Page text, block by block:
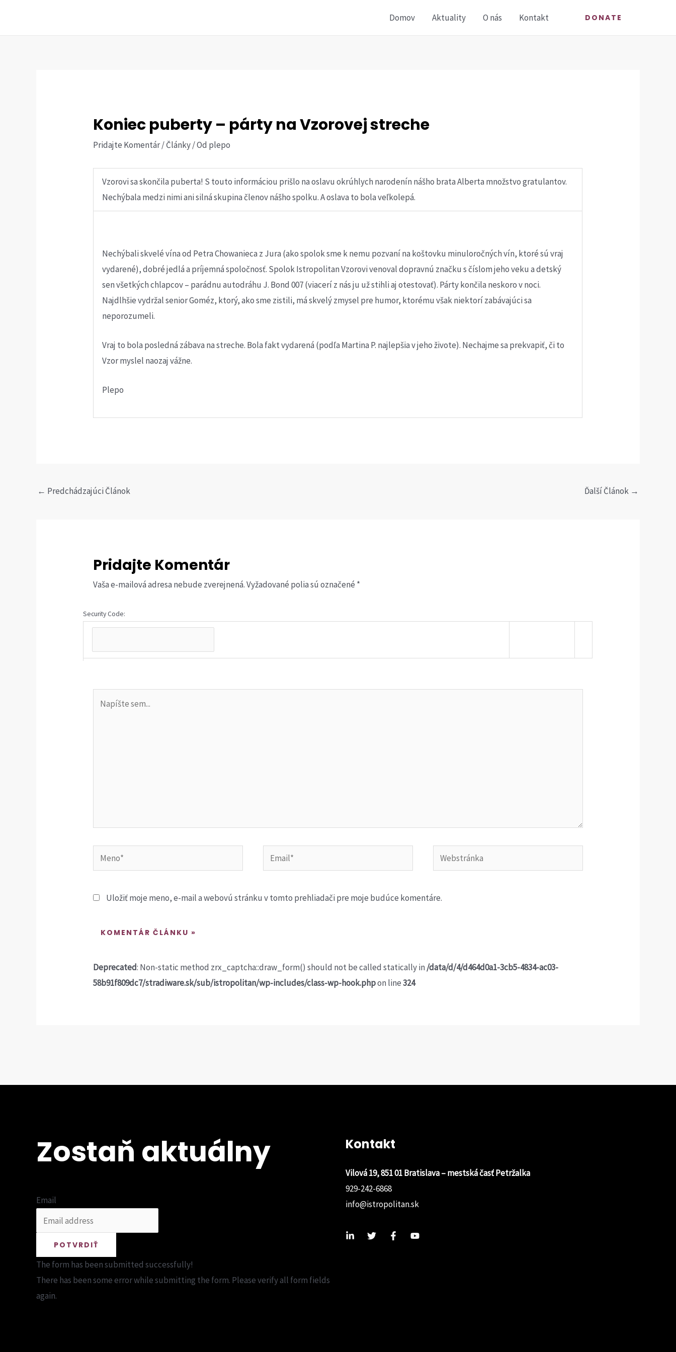
Domov Aktuality O nás Kontakt DONATE
Koniec puberty – párty na Vzorovej streche
Pridajte Komentár/Články/ Od plepo
Vzorovi sa skončila puberta! S touto informáciou prišlo na oslavu okrúhlych narodenín nášho brata Alberta množstvo gratulantov.
Nechýbala medzi nimi ani silná skupina členov nášho spolku. A oslava to bola veľkolepá.
Nechýbali skvelé vína od Petra Chowanieca z Jura (ako spolok sme k nemu pozvaní na koštovku minuloročných vín, ktoré sú vraj
vydarené), dobré jedlá a príjemná spoločnosť. Spolok Istropolitan Vzorovi venoval dopravnú značku s číslom jeho veku a detský
sen všetkých chlapcov – parádnu autodráhu J. Bond 007 (viacerí z nás ju už stihli aj otestovať). Párty končila neskoro v noci.
Najdlhšie vydržal senior Goméz, ktorý, ako sme zistili, má skvelý zmysel pre humor, ktorému však niektorí zabávajúci sa
neporozumeli.
Vraj to bola posledná zábava na streche. Bola fakt vydarená (podľa Martina P. najlepšia v jeho živote). Nechajme sa prekvapiť, či to
Vzor myslel naozaj vážne.
Plepo
Post
← Predchádzajúci Článok Ďalší Článok →
Pridajte Komentár
Vaša e-mailová adresa nebude zverejnená.Vyžadované polia sú označené *
Security Code:
sem...
Meno* Email* Webstránka
Uložiť moje meno, e-mail a webovú stránku v tomto prehliadači pre moje budúce komentáre.
Deprecated: Non-static method zrx_captcha::draw_form() should not be called statically in /data/d/4/d464d0a1-3cb5-4834-ac03-
58b91f809dc7/stradiware.sk/sub/istropolitan/wp-includes/class-wp-hook.phpon line324
Zostaň aktuálny
Email
POTVRDIŤ
The form has been submitted successfully!
There has been some error while submitting the form. Please verify all form fields
again.
Kontakt
Vilová 19, 851 01 Bratislava – mestská časť Petržalka
929-242-6868
info@istropolitan.sk